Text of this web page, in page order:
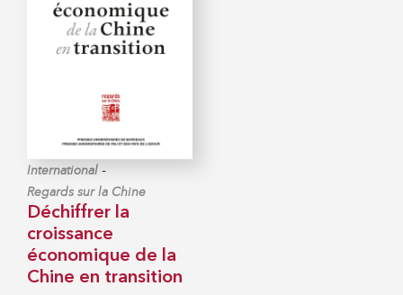
International -
Regards sur la Chine
Déchiffrer la
croissance
économique de la
Chine en transition